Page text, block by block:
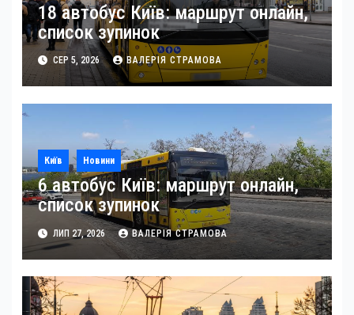
18 автобус Київ: маршрут онлайн,
список зупинок
СЕР 5, 2026 ВАЛЕРІЯ СТРАМОВА
Київ Новини
6 автобус Київ: маршрут онлайн,
список зупинок
ЛИП 27, 2026 ВАЛЕРІЯ СТРАМОВА